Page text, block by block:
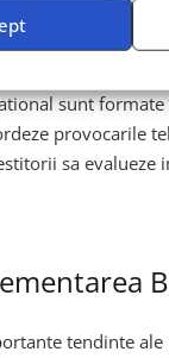
din portofoliul
clientului
lucrarilor
sunt
provocarile
sa
tendinte